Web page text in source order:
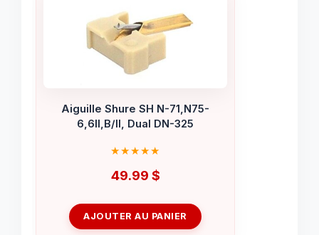
Aiguille Shure SH N-71,N75-
6,6II,B/II, Dual DN-325
49.99 $
AJOUTER AU PANIER